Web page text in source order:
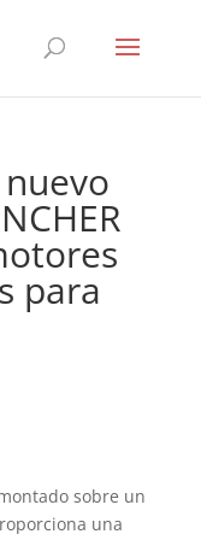
para
sobre un
una